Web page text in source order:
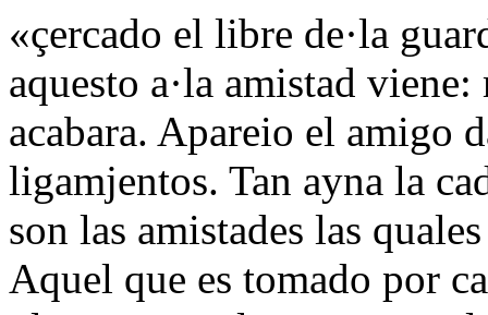
«çercado el libre de·la
aquesto a·la amistad
acabara. Apareio el amigo
ligamjentos. Tan ayna la
son las amistades las
Aquel que es tomado por